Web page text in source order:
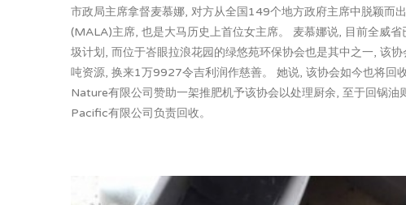
市政局主席拿督麦慕娜, 对方从全国149个地方政府主席中脱颖而
(MALA)主席, 也是大马历史上首位女主席。 麦慕娜说, 目前全威
圾计划, 而位于峇眼拉浪花园的绿悠苑环保协会也是其中之一, 该
吨资源, 换来1万9927令吉利润作慈善。 她说, 该协会如今也将回
Nature有限公司赞助一架推肥机予该协会以处理厨余, 至于回锅
Pacific有限公司负责回收。